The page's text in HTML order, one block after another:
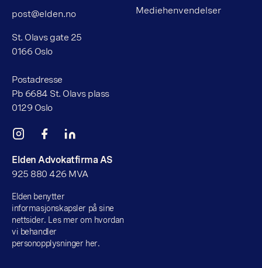
post@elden.no
St. Olavs gate 25
0166 Oslo
Postadresse
Pb 6684 St. Olavs plass
0129 Oslo
Elden Advokatfirma AS
925 880 426 MVA
Elden benytter
informasjonskapsler på sine
nettsider. Les mer om hvordan
vi behandler
personopplysninger her.
Mediehenvendelser